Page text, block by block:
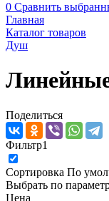
0 Сравнить
Главная
Каталог товаров
Душ
Поделиться
Фильтр1
Сортировка По
Выбрать по
Цена